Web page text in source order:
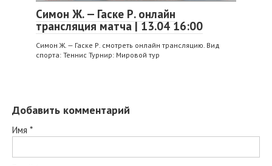
Симон Ж. — Гаске Р. онлайн
трансляция матча | 13.04 16:00
Симон Ж. — Гаске Р. смотреть онлайн трансляцию. Вид
спорта: Теннис Турнир: Мировой тур
Добавить комментарий
Имя *